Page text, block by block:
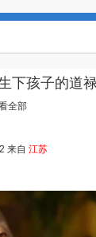
下孩子的道
全部
来自 江苏